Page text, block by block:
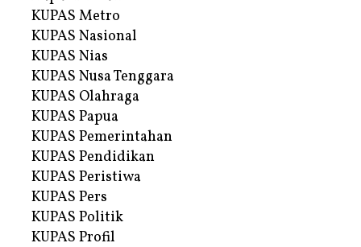
KUPAS Metro
KUPAS Nasional
KUPAS Nias
KUPAS Nusa Tenggara
KUPAS Olahraga
KUPAS Papua
KUPAS Pemerintahan
KUPAS Pendidikan
KUPAS Peristiwa
KUPAS Pers
KUPAS Politik
KUPAS Profil